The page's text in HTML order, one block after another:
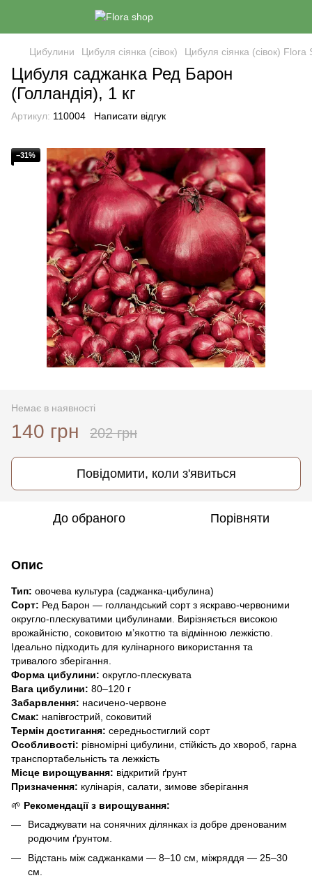
Цибулини Цибуля сіянка (сівок) Цибуля сіянка (сівок) Flora
Цибуля саджанка Ред Барон
(Голландія), 1 кг
Артикул: 110004 Написати відгук
−31%
Немає в наявності
140 грн 202 грн
Повідомити, коли з'явиться
До обраного Порівняти
Опис
Тип: овочева культура (саджанка-цибулина)
Сорт: Ред Барон — голландський сорт з яскраво-червоними
округло-плескуватими цибулинами. Вирізняється високою
врожайністю, соковитою м’якоттю та відмінною лежкістю.
Ідеально підходить для кулінарного використання та
тривалого зберігання.
Форма цибулини: округло-плескувата
Вага цибулини: 80–120 г
Забарвлення: насичено-червоне
Смак: напівгострий, соковитий
Термін достигання: середньостиглий сорт
Особливості: рівномірні цибулини, стійкість до хвороб, гарна
транспортабельність та лежкість
Місце вирощування: відкритий ґрунт
Призначення: кулінарія, салати, зимове зберігання
🌱 Рекомендації з вирощування:
Висаджувати на сонячних ділянках із добре дренованим
родючим ґрунтом.
Відстань між саджанками — 8–10 см, міжряддя — 25–30
см.